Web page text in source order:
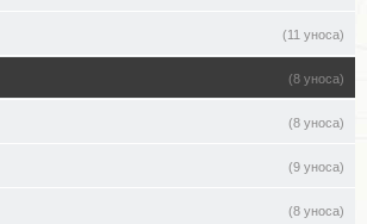
(11 уноса)
(8 уноса)
(8 уноса)
(9 уноса)
(8 уноса)